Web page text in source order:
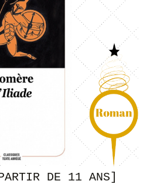
DE 11 ANS]